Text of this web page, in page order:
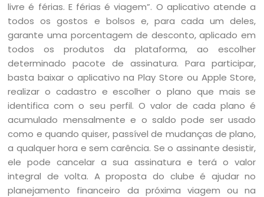
livre é férias. E férias é viagem”. O aplicativo atende a
todos os gostos e bolsos e, para cada um deles,
garante uma porcentagem de desconto, aplicado em
todos os produtos da plataforma, ao escolher
determinado pacote de assinatura. Para participar,
basta baixar o aplicativo na Play Store ou Apple Store,
realizar o cadastro e escolher o plano que mais se
identifica com o seu perfil. O valor de cada plano é
acumulado mensalmente e o saldo pode ser usado
como e quando quiser, passível de mudanças de plano,
a qualquer hora e sem carência. Se o assinante desistir,
ele pode cancelar a sua assinatura e terá o valor
integral de volta. A proposta do clube é ajudar no
planejamento financeiro da próxima viagem ou na